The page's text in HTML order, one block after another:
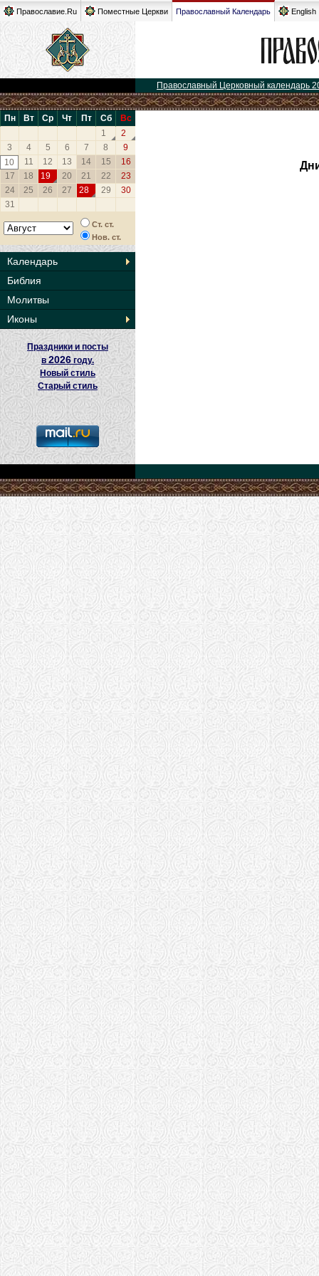
Православие.Ru Поместные Церкви Православный Календарь English
Православный Церковный календарь
Пн Вт Ср Чт Пт Сб
Вс
1
2
3
4 5 6 7 8
9
10
11 12 13 14 15
16
17
18 19 20 21 22
23
24
25 26 27 28 29
30
31
Ст. ст.
Нов. ст.
Календарь
Библия
Молитвы
Иконы
Праздники и посты
в2026 году.
Новый стиль
Старый стиль